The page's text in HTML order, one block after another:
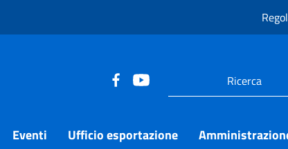
Eventi Ufficio esportazione